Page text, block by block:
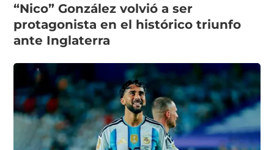
“Nico” González volvió a ser
protagonista en el histórico triunfo
ante Inglaterra